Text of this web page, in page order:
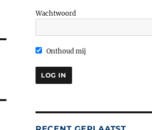
Wachtwoord
Onthoud mij